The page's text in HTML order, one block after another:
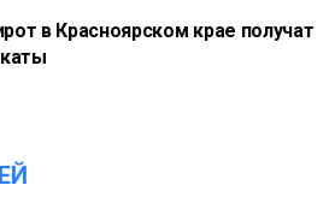
в Красноярском крае получат